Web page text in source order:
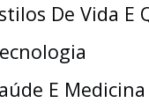
De Vida E
E Medicina